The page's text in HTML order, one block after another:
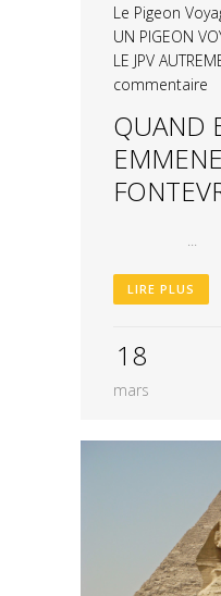
Le Pigeon
UN PIGEON
LE JPV
commentaire
QUAND
...
LIRE PLUS
18
mars